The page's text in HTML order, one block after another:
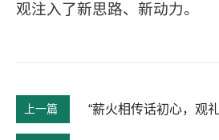
观注入了新思路、新动力。
上一篇